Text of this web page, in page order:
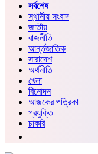
সর্বশেষ
স্থানীয় সংবাদ
জাতীয়
রাজনীতি
আর্ন্তজাতিক
সারাদেশ
অর্থনীতি
খেলা
বিনোদন
আজকের পত্রিকা
প্রযুক্তি
চাকরি